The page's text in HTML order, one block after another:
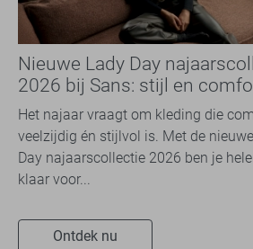
Nieuwe Lady Day
2026 bij Sans: stijl en
travelkwaliteit
Het najaar vraagt om kleding die
veelzijdig én stijlvol is. Met de
Day najaarscollectie 2026 ben je
klaar voor...
Ontdek nu